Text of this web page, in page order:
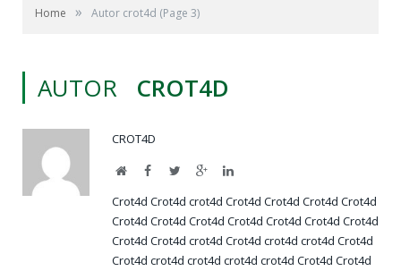
Home » Autor crot4d (Page 3)
AUTOR CROT4D
CROT4D
WebsiteFacebook
TwitterGoogle+LinkedIn
Crot4d Crot4d crot4d Crot4d Crot4d Crot4d Crot4d
Crot4d Crot4d Crot4d Crot4d Crot4d Crot4d Crot4d
Crot4d Crot4d crot4d Crot4d crot4d crot4d Crot4d
Crot4d crot4d crot4d crot4d crot4d Crot4d Crot4d